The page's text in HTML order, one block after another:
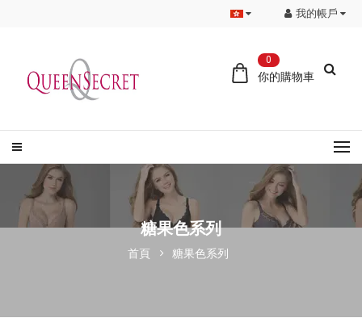
我的帳戶
你的購物車
0
糖果色系列
首頁 糖果色系列